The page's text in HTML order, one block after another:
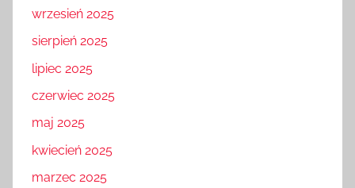
wrzesień 2025
sierpień 2025
lipiec 2025
czerwiec 2025
maj 2025
kwiecień 2025
marzec 2025